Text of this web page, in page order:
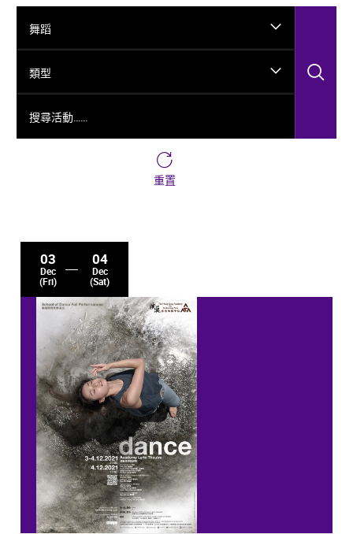
為骨幹，聯同內地出色嘅青年舞蹈家同台演出。
舞蹈
類型
重置
03
Dec
(Fri)
04
Dec
(Sat)